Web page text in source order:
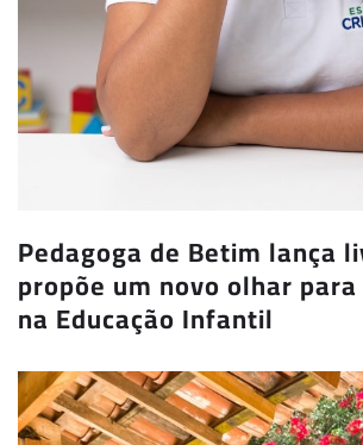
Pedagoga de Betim lança
propõe um novo olhar
na Educação Infantil